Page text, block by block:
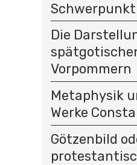
Die
Vorpommern
Metaphysik
Werke
Götzenbild